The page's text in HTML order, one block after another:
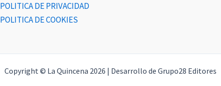
POLITICA DE PRIVACIDAD
POLITICA DE COOKIES
Copyright © La Quincena 2026 | Desarrollo de Grupo28 Editores